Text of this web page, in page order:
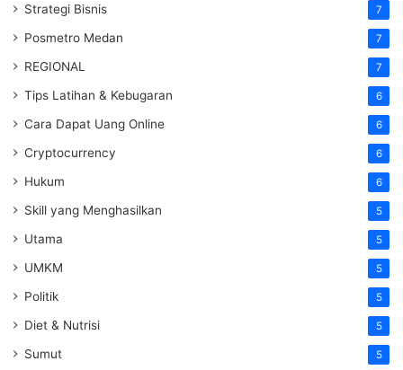
Strategi Bisnis 7
Posmetro Medan 7
REGIONAL 7
Tips Latihan & Kebugaran 6
Cara Dapat Uang Online 6
Cryptocurrency 6
Hukum 6
Skill yang Menghasilkan 5
Utama 5
UMKM 5
Politik 5
Diet & Nutrisi 5
Sumut 5